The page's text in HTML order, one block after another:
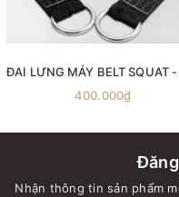
400.000₫
Nhận thông tin sản phẩm